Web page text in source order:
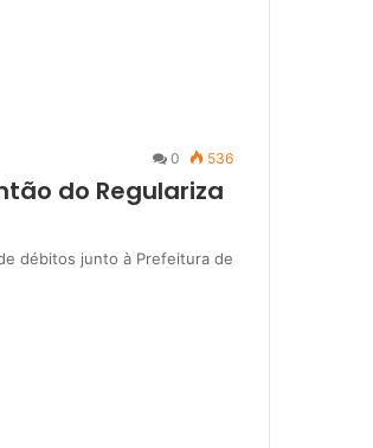
0 536
do Regulariza
débitos junto à Prefeitura de